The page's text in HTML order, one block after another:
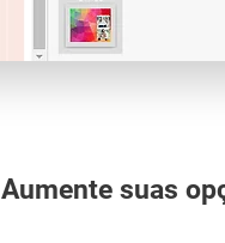
Aumente suas